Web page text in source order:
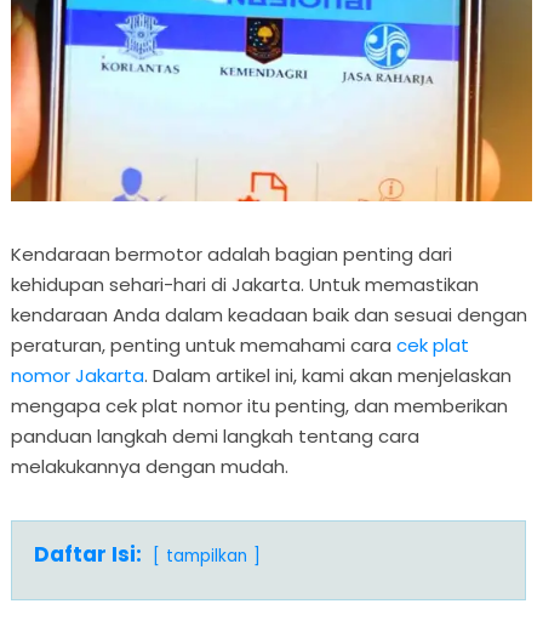
Kendaraan bermotor adalah bagian penting dari
kehidupan sehari-hari di Jakarta. Untuk memastikan
kendaraan Anda dalam keadaan baik dan sesuai dengan
peraturan, penting untuk memahami cara cek plat
nomor Jakarta. Dalam artikel ini, kami akan menjelaskan
mengapa cek plat nomor itu penting, dan memberikan
panduan langkah demi langkah tentang cara
melakukannya dengan mudah.
Daftar Isi: tampilkan